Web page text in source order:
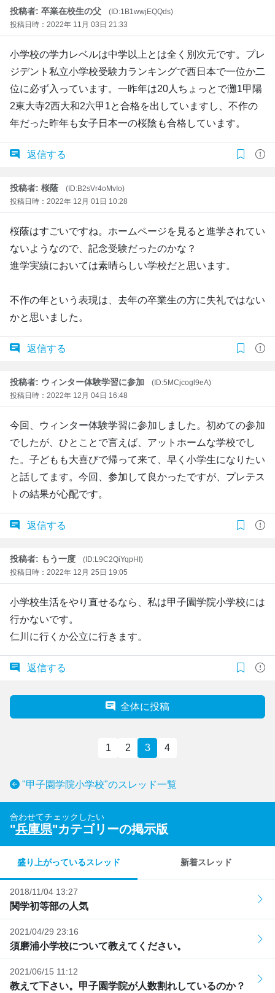
投稿者: 卒業在校生の父
(ID:1B1wwjEQQds)
投稿日時：2022年 11月 03日 21:33
小学校の学力レベルは中学以上とは全く別次元です。プレ
ジデント私立小学校受験力ランキングで西日本で一位か二
位に必ず入っています。一昨年は20人ちょっとで灘1甲陽
2東大寺2西大和2六甲1と合格を出していますし、不作の
年だった昨年も女子日本一の桜陰も合格しています。
返信する
投稿者: 桜蔭
(ID:B2sVr4oMvIo)
投稿日時：2022年 12月 01日 10:28
桜蔭はすごいですね。ホームページを見ると進学されてい
ないようなので、記念受験だったのかな？
進学実績においては素晴らしい学校だと思います。
不作の年という表現は、去年の卒業生の方に失礼ではない
かと思いました。
返信する
投稿者: ウィンター体験学習に参加
(ID:5MCjcogl9eA)
投稿日時：2022年 12月 04日 16:48
今回、ウィンター体験学習に参加しました。初めての参加
でしたが、ひとことで言えば、アットホームな学校でし
た。子どもも大喜びで帰って来て、早く小学生になりたい
と話してます。今回、参加して良かったですが、プレテス
トの結果が心配です。
返信する
投稿者: もう一度
(ID:L9C2QiYqpHI)
投稿日時：2022年 12月 25日 19:05
小学校生活をやり直せるなら、私は甲子園学院小学校には
行かないです。
仁川に行くか公立に行きます。
返信する
全体に投稿
1 2 3 4
"甲子園学院小学校"のスレッド一覧
合わせてチェックしたい
"兵庫県"カテゴリーの掲示版
盛り上がっているスレッド 新着スレッド
2018/11/04 13:27
関学初等部の人気
2021/04/29 23:16
須磨浦小学校について教えてください。
2021/06/15 11:12
教えて下さい。甲子園学院が人数割れしているのか？